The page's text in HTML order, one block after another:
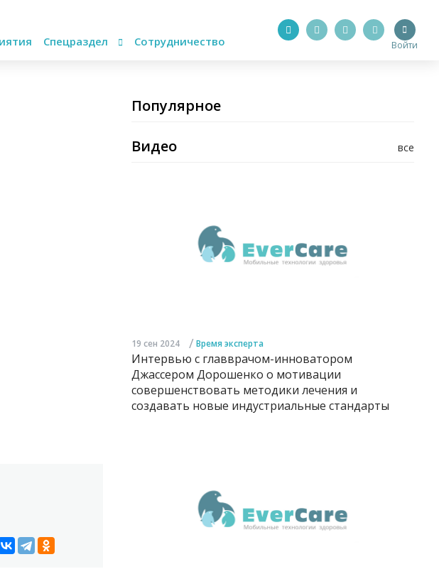
Спецраздел Сотрудничество Войти
Популярное
все
Видео
19 сен 2024 / Время эксперта
Интервью с главврачом-инноватором
Джассером Дорошенко о мотивации
совершенствовать методики лечения и
создавать новые индустриальные стандарты